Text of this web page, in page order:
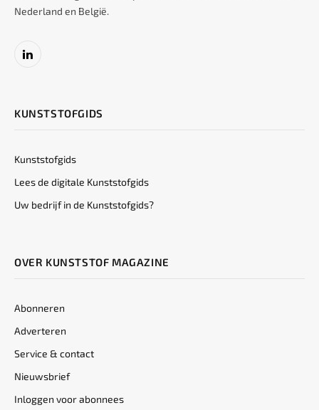
Nederland en België.
LinkedIn
KUNSTSTOFGIDS
Kunststofgids
Lees de digitale Kunststofgids
Uw bedrijf in de Kunststofgids?
OVER KUNSTSTOF MAGAZINE
Abonneren
Adverteren
Service & contact
Nieuwsbrief
Inloggen voor abonnees